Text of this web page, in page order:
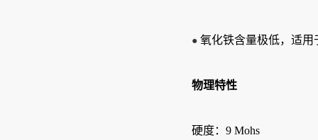
● 氧化铁含量极低，适
物理特性
硬度：9 Mohs